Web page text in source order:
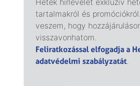
Hetek hírlevelet exkluzív
tartalmakról és
veszem, hogy
visszavonhatom.
Feliratkozással elfogadja a
adatvédelmi szabályzatát.